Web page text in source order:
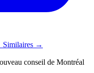
Similaires →